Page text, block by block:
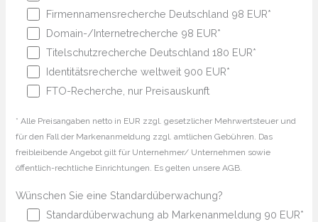
Firmennamensrecherche Deutschland 98 EUR*
Domain-/Internetrecherche 98 EUR*
Titelschutzrecherche Deutschland 180 EUR*
Identitätsrecherche weltweit 900 EUR*
FTO-Recherche, nur Preisauskunft
* Alle Preisangaben netto in EUR zzgl. gesetzlicher Mehrwertsteuer und
für den Fall der Markenanmeldung zzgl. amtlichen Gebühren. Das
freibleibende Angebot gilt für Unternehmer/ Unternehmen sowie
öffentlich-rechtliche Einrichtungen. Es gelten unsere AGB.
Wünschen Sie eine Standardüberwachung?
Standardüberwachung ab Markenanmeldung 90 EUR*